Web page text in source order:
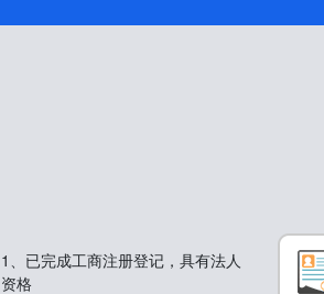
1、已完成工商注册登记，具有法人
资格